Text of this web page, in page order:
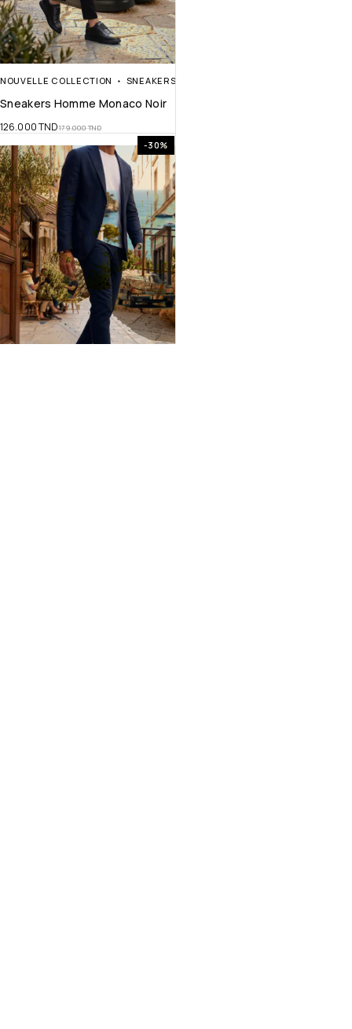
NOUVELLE COLLECTION SNEAKERS
Sneakers Homme Monaco Noir
179.000TND
126.000TND
-30%